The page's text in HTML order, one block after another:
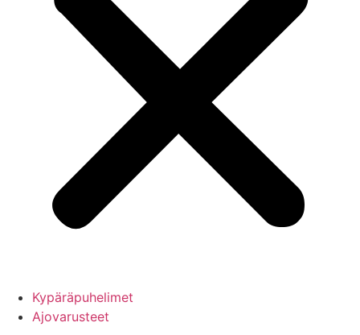
Kypäräpuhelimet
Ajovarusteet